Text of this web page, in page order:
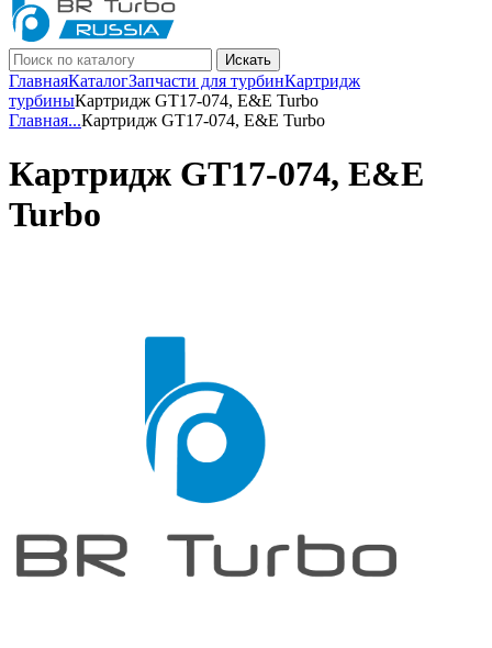
Искать
ГлавнаяКаталогЗапчасти для турбинКартридж
турбиныКартридж GT17-074, E&E Turbo
Главная...Картридж GT17-074, E&E Turbo
Картридж GT17-074, E&E
Turbo